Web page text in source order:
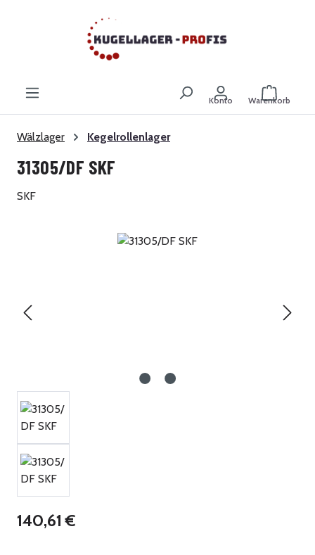
Zum Hauptinhalt springen
Konto Warenkorb
Wälzlager Kegelrollenlager
31305/DF SKF
SKF
Bildergalerie überspringen
Regulärer Preis:
140,61 €